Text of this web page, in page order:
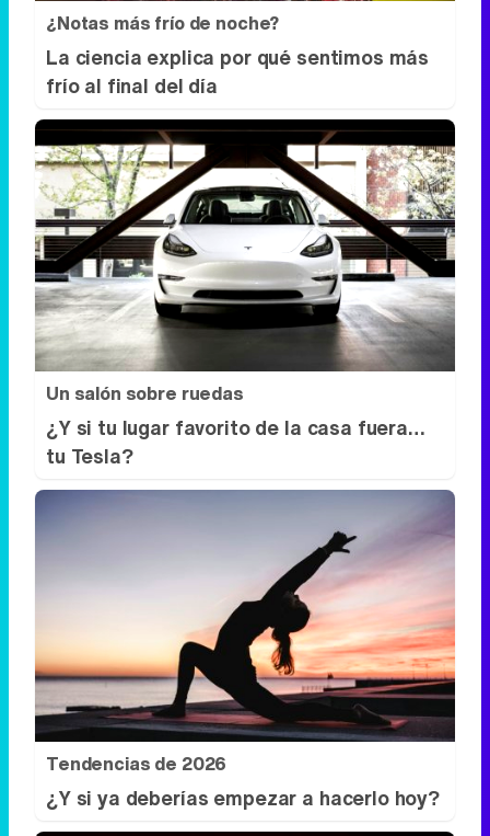
¿Notas más frío de noche?
La ciencia explica por qué sentimos más
frío al final del día
Un salón sobre ruedas
¿Y si tu lugar favorito de la casa fuera…
tu Tesla?
Tendencias de 2026
¿Y si ya deberías empezar a hacerlo hoy?